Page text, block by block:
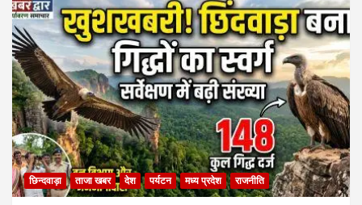
o
k
p
p
छिन्दवाड़ा ताजा खबर देश पर्यटन मध्य प्रदेश राजनीति